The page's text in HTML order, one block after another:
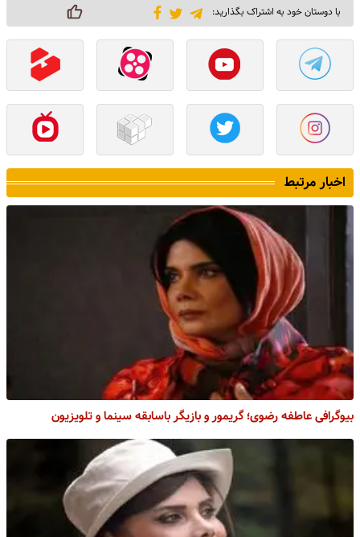
با دوستان خود به اشتراک بگذارید:
اخبار مرتبط
بیوگرافی عاطفه رضوی؛ گریمور و بازیگر باسابقه سینما و تلویزیون